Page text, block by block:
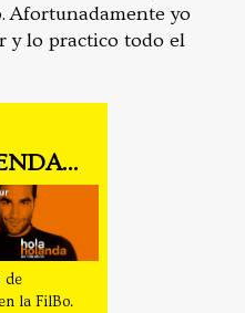
Afortunadamente yo
y lo practico todo el
de
la FilBo.